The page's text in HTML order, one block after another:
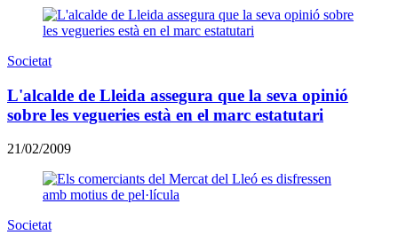
Societat
L'alcalde de Lleida assegura que la seva opinió
sobre les vegueries està en el marc estatutari
21/02/2009
Societat